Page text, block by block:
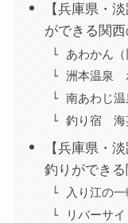
【兵庫県・
ができる関
あわかん（
洲本温泉
南あわじ
釣り宿 海
【兵庫県・
釣りができ
入り江の
リバーサ